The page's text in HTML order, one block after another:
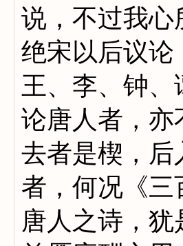
说，不过我心
绝宋以后议论
王、李、钟
论唐人者，亦
去者是楔，后
者，何况《
唐人之诗，